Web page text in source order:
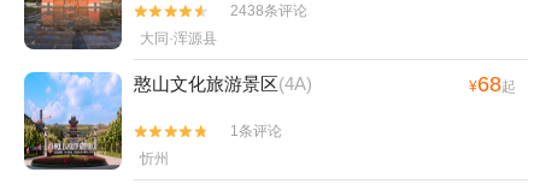


2438条评论
大同·浑源县
憨山文化旅游景区(4A) ¥68起


1条评论
忻州